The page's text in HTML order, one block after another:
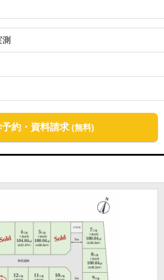
予約・資料請求 (無料)